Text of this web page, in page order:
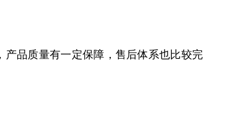
产品质量有一定保障，售后体系也比较完